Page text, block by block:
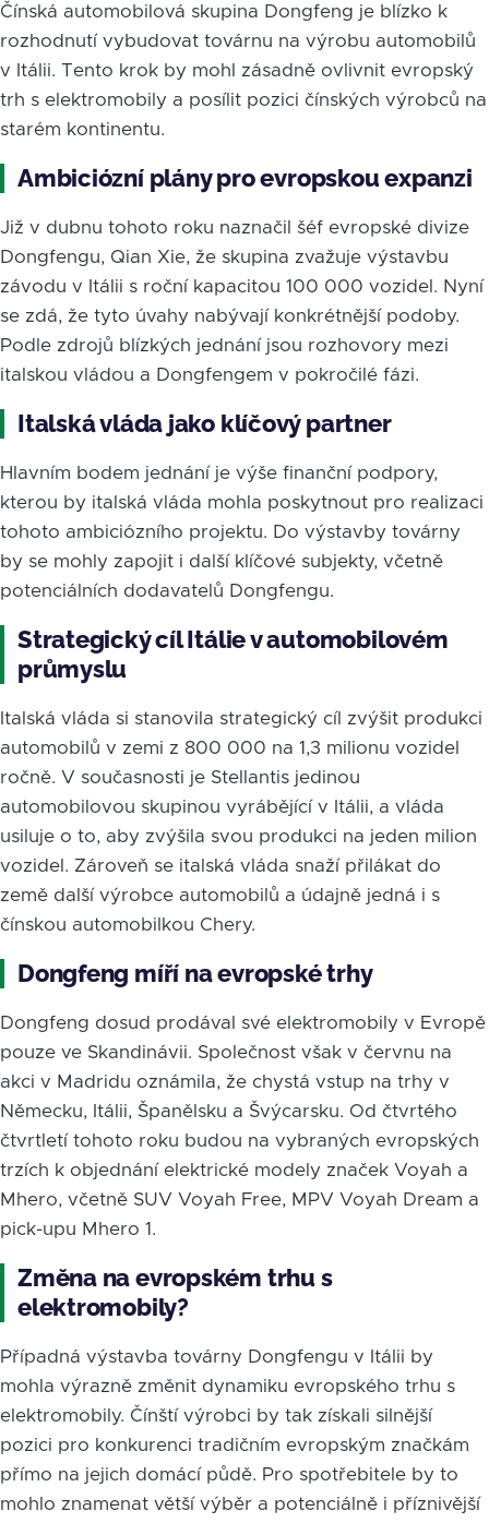
Čínská automobilová skupina Dongfeng je blízko k
rozhodnutí vybudovat továrnu na výrobu automobilů
v Itálii. Tento krok by mohl zásadně ovlivnit evropský
trh s elektromobily a posílit pozici čínských výrobců na
starém kontinentu.
Ambiciózní plány pro evropskou expanzi
Již v dubnu tohoto roku naznačil šéf evropské divize
Dongfengu, Qian Xie, že skupina zvažuje výstavbu
závodu v Itálii s roční kapacitou 100 000 vozidel. Nyní
se zdá, že tyto úvahy nabývají konkrétnější podoby.
Podle zdrojů blízkých jednání jsou rozhovory mezi
italskou vládou a Dongfengem v pokročilé fázi.
Italská vláda jako klíčový partner
Hlavním bodem jednání je výše finanční podpory,
kterou by italská vláda mohla poskytnout pro realizaci
tohoto ambiciózního projektu. Do výstavby továrny
by se mohly zapojit i další klíčové subjekty, včetně
potenciálních dodavatelů Dongfengu.
Strategický cíl Itálie v automobilovém
průmyslu
Italská vláda si stanovila strategický cíl zvýšit produkci
automobilů v zemi z 800 000 na 1,3 milionu vozidel
ročně. V současnosti je Stellantis jedinou
automobilovou skupinou vyrábějící v Itálii, a vláda
usiluje o to, aby zvýšila svou produkci na jeden milion
vozidel. Zároveň se italská vláda snaží přilákat do
země další výrobce automobilů a údajně jedná i s
čínskou automobilkou Chery.
Dongfeng míří na evropské trhy
Dongfeng dosud prodával své elektromobily v Evropě
pouze ve Skandinávii. Společnost však v červnu na
akci v Madridu oznámila, že chystá vstup na trhy v
Německu, Itálii, Španělsku a Švýcarsku. Od čtvrtého
čtvrtletí tohoto roku budou na vybraných evropských
trzích k objednání elektrické modely značek Voyah a
Mhero, včetně SUV Voyah Free, MPV Voyah Dream a
pick-upu Mhero 1.
Změna na evropském trhu s
elektromobily?
Případná výstavba továrny Dongfengu v Itálii by
mohla výrazně změnit dynamiku evropského trhu s
elektromobily. Čínští výrobci by tak získali silnější
pozici pro konkurenci tradičním evropským značkám
přímo na jejich domácí půdě. Pro spotřebitele by to
mohlo znamenat větší výběr a potenciálně i příznivější